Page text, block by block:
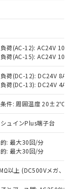
荷(AC-12): AC24V 10A/
荷(AC-15): AC24V
荷(DC-12): DC24V 8A/
荷(DC-13): DC24V 4A/
条件: 周囲温度 20±2℃、
ュインPlus端子台
: 最大30回/分
: 最大30回/分
以上 (DC500Vメガ、点
のうえ
事業取扱
準価格
もので
品もある
結果は、
社内デー
あり、閲
および標
の非含
のある
物質）の
出す予
物質）の
認中の
で、有
として
などや
下、 カド
ビフェニル
RoHSの
RoHSの
。
へお問
Cd(カドミウ
ち、外国
る商品
を輸出
は、日本
取引許
続きを